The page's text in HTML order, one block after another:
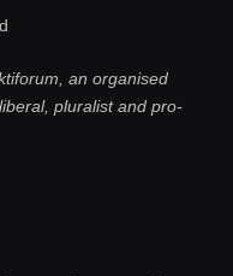
an organised
pluralist and pro-